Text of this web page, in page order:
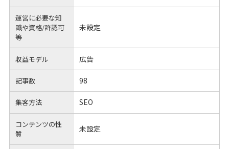
運営に必要な知
識や資格/許認可
等
未設定
収益モデル 広告
記事数 98
集客方法 SEO
コンテンツの性
質
未設定